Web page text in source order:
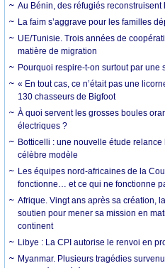
Au Bénin, des réfugiés
La faim s’aggrave pour les familles
UE/Tunisie. Trois années de
matière de migration
Pourquoi respire-t-on surtout par une
« En tout cas, ce n’était pas une
130 chasseurs de Bigfoot
À quoi servent les grosses boules
électriques ?
Botticelli : une nouvelle étude
célèbre modèle
Les équipes nord-africaines de la
fonctionne… et ce qui ne fonctionne
Afrique. Vingt ans après sa création,
soutien pour mener sa mission en
continent
Libye : La CPI autorise le renvoi en
Myanmar. Plusieurs tragédies